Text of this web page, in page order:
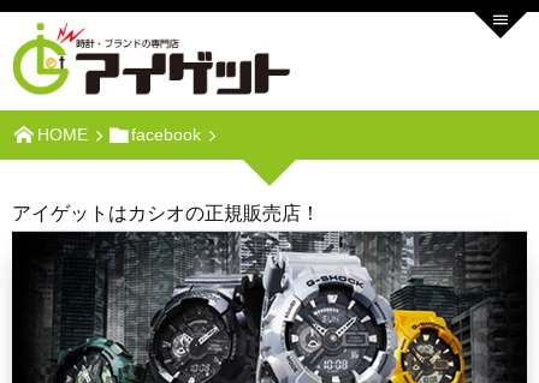
HOME facebook
アイゲットはカシオの正規販売店！